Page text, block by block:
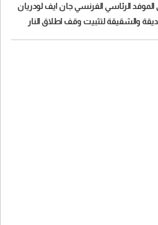
الرئاسي الفرنسي جان ايف لودريان
والشقيقة لتثبيت وقف اطلاق النار